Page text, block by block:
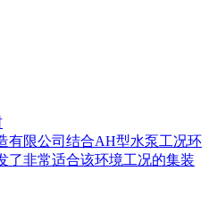
有限公司结合AH型水泵工况环
了非常适合该环境工况的集装